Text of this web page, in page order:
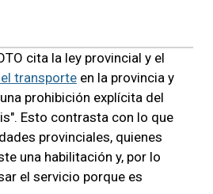
cita la ley provincial y el
transporte en la provincia y
prohibición explícita del
Esto contrasta con lo que
provinciales, quienes
una habilitación y, por lo
el servicio porque es